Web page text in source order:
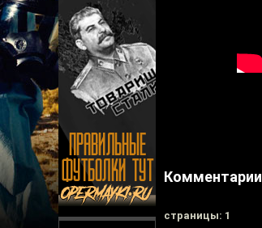
Комментарии
cтраницы: 1